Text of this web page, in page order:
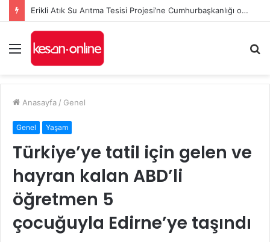
Erikli Atık Su Arıtma Tesisi Projesi’ne Cumhurbaşkanlığı onayı
Menü
...
Anasayfa / Genel
Genel Yaşam
Türkiye’ye tatil için gelen ve
hayran kalan ABD’li
öğretmen 5
çocuğuyla Edirne’ye taşındı